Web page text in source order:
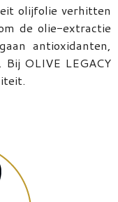
olijfolie verhitten
de olie-extractie
antioxidanten,
OLIVE LEGACY